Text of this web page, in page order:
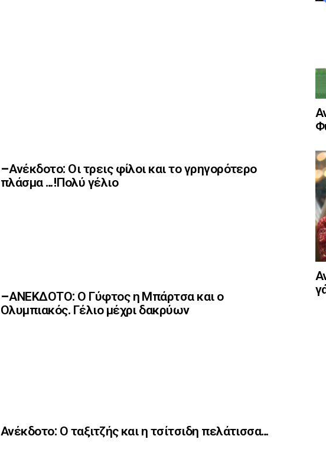
–Ανέκδοτο: Οι τρεις φίλοι και το γρηγορότερο
πλάσμα …!Πολύ γέλιο
–ΑΝΕΚΔΟΤΟ: Ο Γύφτος η Μπάρτσα και ο
Ολυμπιακός. Γέλιο μέχρι δακρύων
Ανέκδοτο: Ο ταξιτζής και η τσίτσιδη πελάτισσα…